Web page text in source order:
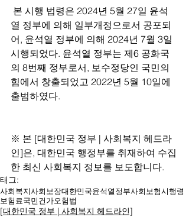
열 정부에 의해 일부개정으로서 공포되
어, 윤석열 정부에 의해 2024년 7월 3일
시행되었다. 윤석열 정부는 제6 공화국
의 8번째 정부로서, 보수정당인 국민의
힘에서 창출되었고 2022년 5월 10일에
출범하였다.
※ 본 [대한민국 정부 | 사회복지 헤드라
인]은, 대한민국 행정부를 취재하여 수집
한 최신 사회복지 정보를 보도합니다.
태그:
사회복지사회보장대한민국윤석열정부사회보험시행령
보험료국민건가오험법
[대한민국 정부 | 사회복지 헤드라인]